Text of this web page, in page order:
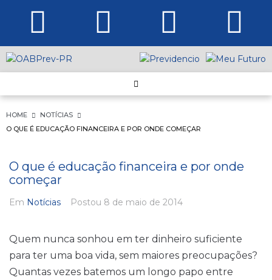
HOME
NOTÍCIAS
O QUE É EDUCAÇÃO FINANCEIRA E POR ONDE COMEÇAR
O que é educação financeira e por onde
começar
Em Notícias Postou 8 de maio de 2014
Quem nunca sonhou em ter dinheiro suficiente
para ter uma boa vida, sem maiores preocupações?
Quantas vezes batemos um longo papo entre